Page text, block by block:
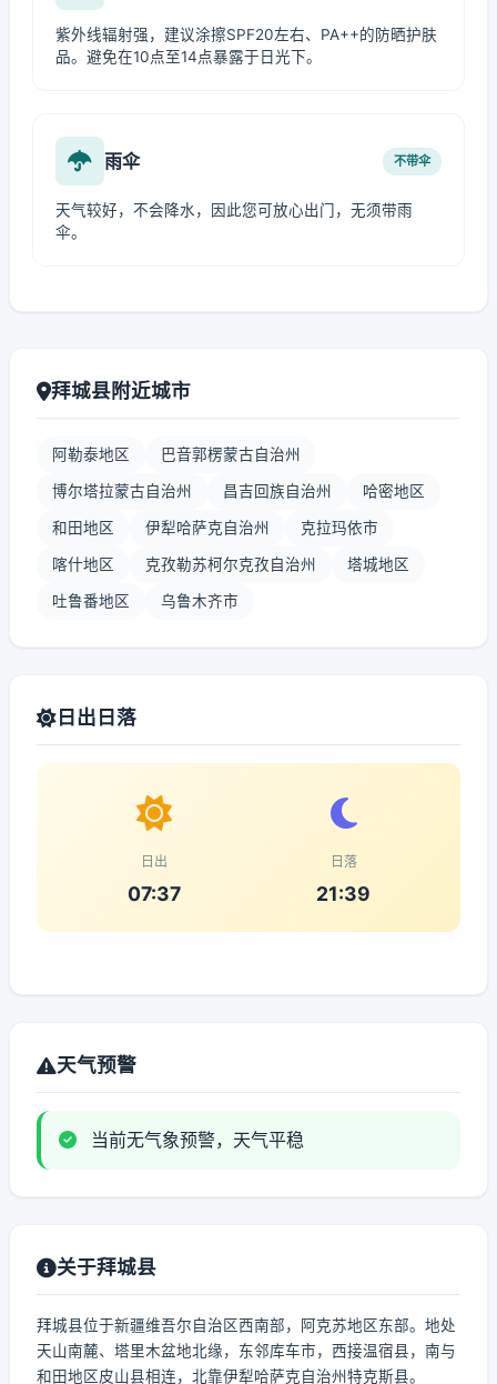
紫外线辐射强，建议涂擦SPF20左右、PA++的防晒护肤
品。避免在10点至14点暴露于日光下。
雨伞 不带伞
天气较好，不会降水，因此您可放心出门，无须带雨
伞。
拜城县附近城市
阿勒泰地区 巴音郭楞蒙古自治州
博尔塔拉蒙古自治州 昌吉回族自治州 哈密地区
和田地区 伊犁哈萨克自治州 克拉玛依市
喀什地区 克孜勒苏柯尔克孜自治州 塔城地区
吐鲁番地区 乌鲁木齐市
日出日落
日出
07:37
日落
21:39
天气预警
当前无气象预警，天气平稳
关于拜城县
拜城县位于新疆维吾尔自治区西南部，阿克苏地区东部。地处
天山南麓、塔里木盆地北缘，东邻库车市，西接温宿县，南与
和田地区皮山县相连，北靠伊犁哈萨克自治州特克斯县。